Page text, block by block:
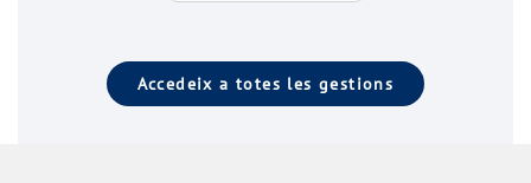
Accedeix a totes les gestions